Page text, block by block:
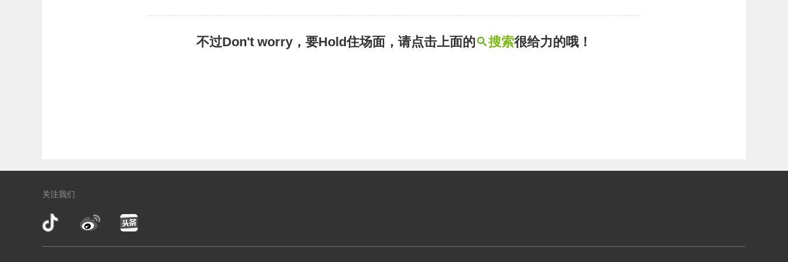
不过Don't worry，要Hold住场面，请点击上面的 搜索很给力的哦！
关注我们